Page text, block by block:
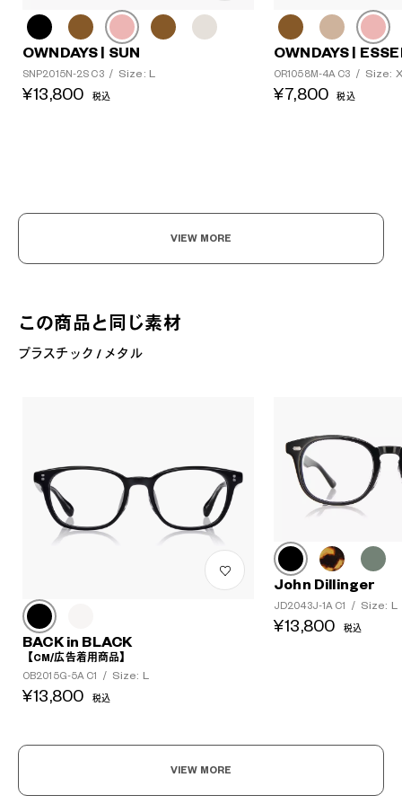
OWNDAYS | SUN
SNP2015N-2S C3 / Size: L
¥13,800 税込
OWNDAYS |
OR1058M-4A C3 / Size:
¥7,800 税込
VIEW MORE
この商品と同じ素材
プラスチック / メタル
BACK in BLACK
【CM/広告着用商品】
OB2015G-5A C1
/ Size: L
¥13,800 税込
John Dillinger
JD2043J-1A C1 / Size: L
¥13,800 税込
VIEW MORE